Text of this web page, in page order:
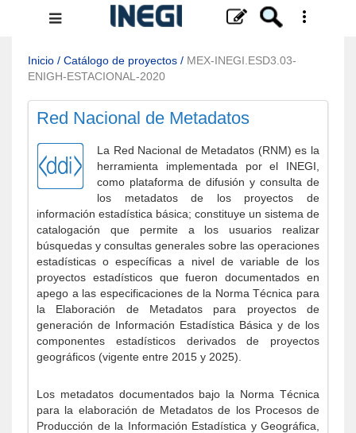
Menú
navegación
Inicio / Catálogo de proyectos / MEX-INEGI.ESD3.03-
ENIGH-ESTACIONAL-2020
Red Nacional de Metadatos
La Red Nacional de Metadatos (RNM) es la
herramienta implementada por el INEGI,
como plataforma de difusión y consulta de
los metadatos de los proyectos de
información estadística básica; constituye un sistema de
catalogación que permite a los usuarios realizar
búsquedas y consultas generales sobre las operaciones
estadísticas o específicas a nivel de variable de los
proyectos estadísticos que fueron documentados en
apego a las especificaciones de la Norma Técnica para
la Elaboración de Metadatos para proyectos de
generación de Información Estadística Básica y de los
componentes estadísticos derivados de proyectos
geográficos (vigente entre 2015 y 2025).
Los metadatos documentados bajo la Norma Técnica
para la elaboración de Metadatos de los Procesos de
Producción de la Información Estadística y Geográfica,